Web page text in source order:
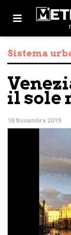
Sistema
il sole
18 Novembre 2019